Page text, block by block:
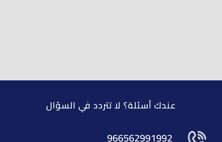
عندك أسئلة؟ لا تتردد في السؤال
966562991992